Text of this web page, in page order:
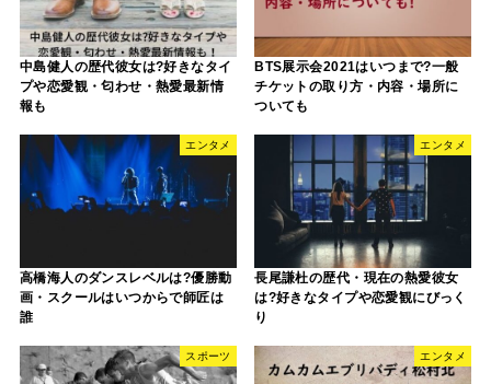
中島健人の歴代彼女は?好きなタイ
プや恋愛観・匂わせ・熱愛最新情
報も
BTS展示会2021はいつまで?一般
チケットの取り方・内容・場所に
ついても
エンタメ
高橋海人のダンスレベルは?優勝動
画・スクールはいつからで師匠は
誰
エンタメ
長尾謙杜の歴代・現在の熱愛彼女
は?好きなタイプや恋愛観にびっく
り
スポーツ エンタメ